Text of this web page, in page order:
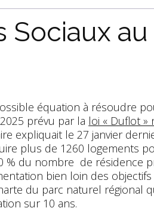
au
équation à résoudre
prévu par la loi « Duflot »
expliquait le 27 janvier
plus de 1260 logements
% du nombre de résidence
bien loin des
du parc naturel régional
sur 10 ans.